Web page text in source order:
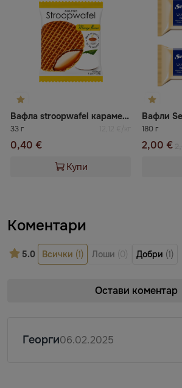
Вафла stroopwafel карамел и манго SALEKS
33 г 12,12 €/кг
0,40 €
Купи
Вафли
180 г
2,00 €
Коментари
5.0 Всички (1) Лоши (0) Добри (1)
Остави коментар
Георги06.02.2025